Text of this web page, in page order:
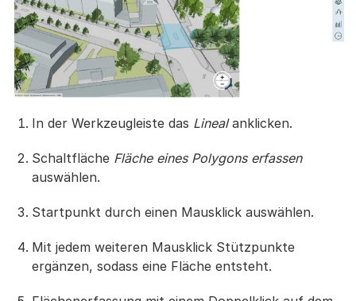
In der Werkzeugleiste das Linealanklicken.
Schaltfläche Fläche eines Polygons erfassen
auswählen.
Startpunkt durch einen Mausklick auswählen.
Mit jedem weiteren Mausklick Stützpunkte
ergänzen, sodass eine Fläche entsteht.